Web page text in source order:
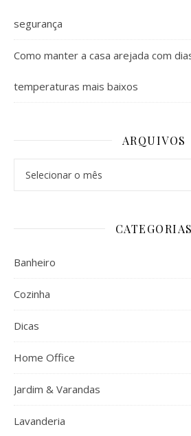
segurança
Como manter a casa arejada com
temperaturas mais baixos
ARQUIVOS
CATEGORIAS
Banheiro
Cozinha
Dicas
Home Office
Jardim & Varandas
Lavanderia